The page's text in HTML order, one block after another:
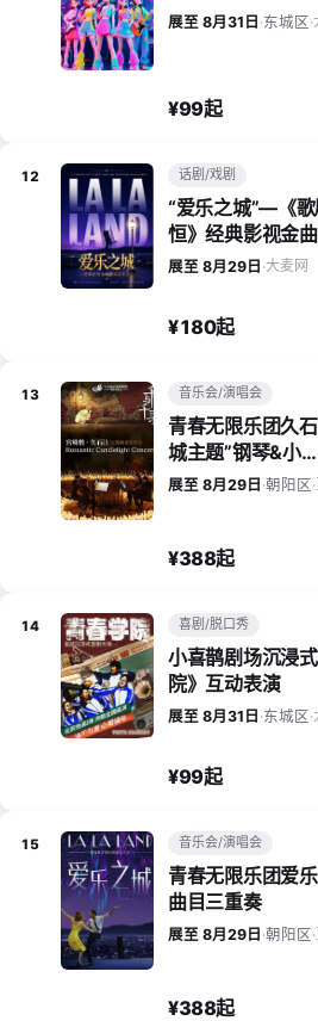
展至 8月31日 ·东城区·
¥99起
12 话剧/戏剧
“爱乐之城”—《
恒》经典影视金
展至 8月29日 ·大麦网
¥180起
13 音乐会/演唱会
青春无限乐团久
城主题”钢琴&小…
展至 8月29日 ·朝阳区·
¥388起
14 喜剧/脱口秀
小喜鹊剧场沉浸
院》互动表演
展至 8月31日 ·东城区·
¥99起
15 音乐会/演唱会
青春无限乐团爱
曲目三重奏
展至 8月29日 ·朝阳区·
¥388起